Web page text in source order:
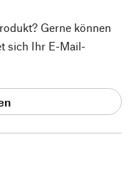
Gerne können
sich Ihr E-Mail-